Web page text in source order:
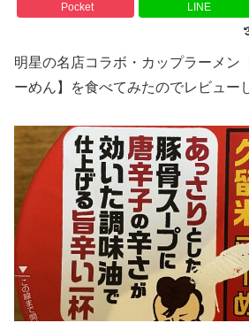
Pocket LINE
明星の名店コラボ・カップラーメ
ーめん】を食べてみたのでレビュー